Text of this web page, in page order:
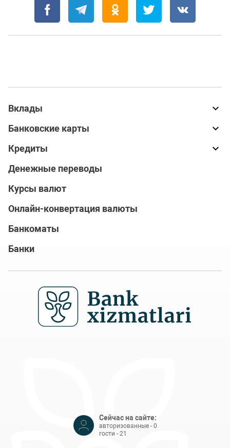
Вклады
Банковские карты
Кредиты
Денежные переводы
Курсы валют
Онлайн-конвертация валюты
Банкоматы
Банки
Сейчас на сайте:
авторизованные - 0
гости - 21